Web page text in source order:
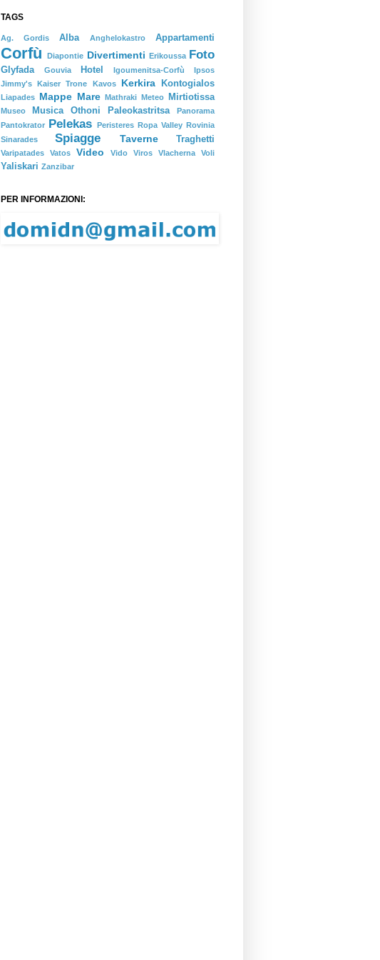
TAGS
Ag. Gordis Alba Anghelokastro Appartamenti
Corfù Diapontie Divertimenti Erikoussa Foto
Glyfada Gouvia Hotel Igoumenitsa-Corfù
Ipsos
Jimmy's
Kaiser Trone Kavos Kerkira Kontogialos
Liapades Mappe Mare Mathraki Meteo Mirtiotissa
Museo Musica Othoni Paleokastritsa
Panorama
Pantokrator Pelekas Peristeres Ropa Valley Rovinia
Sinarades
Spiagge Taverne Traghetti
Varipatades Vatos Video Vido Viros Vlacherna Voli
Yaliskari Zanzibar
PER INFORMAZIONI: